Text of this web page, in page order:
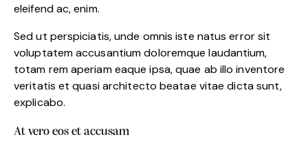
eleifend ac, enim.
Sed ut perspiciatis, unde omnis iste natus error sit
voluptatem accusantium doloremque laudantium,
totam rem aperiam eaque ipsa, quae ab illo inventore
veritatis et quasi architecto beatae vitae dicta sunt,
explicabo.
At vero eos et accusam